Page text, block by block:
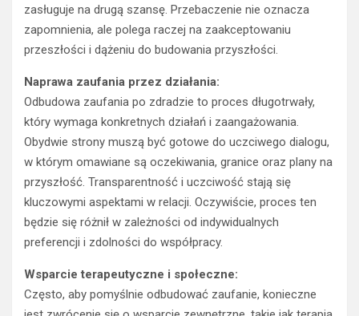
zasługuje na drugą szansę. Przebaczenie nie oznacza
zapomnienia, ale polega raczej na zaakceptowaniu
przeszłości i dążeniu do budowania przyszłości.
Naprawa zaufania przez działania:
Odbudowa zaufania po zdradzie to proces długotrwały,
który wymaga konkretnych działań i zaangażowania.
Obydwie strony muszą być gotowe do uczciwego dialogu,
w którym omawiane są oczekiwania, granice oraz plany na
przyszłość. Transparentność i uczciwość stają się
kluczowymi aspektami w relacji. Oczywiście, proces ten
będzie się różnił w zależności od indywidualnych
preferencji i zdolności do współpracy.
Wsparcie terapeutyczne i społeczne:
Często, aby pomyślnie odbudować zaufanie, konieczne